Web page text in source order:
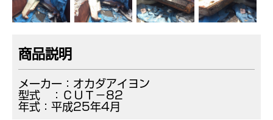
商品説明
メーカー：オカダアイヨン
型式 ：ＣＵＴ－82
年式：平成25年4月